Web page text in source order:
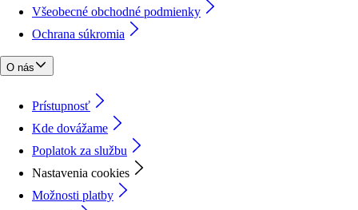
Všeobecné obchodné podmienky
Ochrana súkromia
O nás
Prístupnosť
Kde dovážame
Poplatok za službu
Nastavenia cookies
Možnosti platby